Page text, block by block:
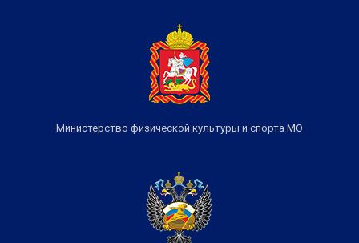
Министерство физической культуры и спорта МО